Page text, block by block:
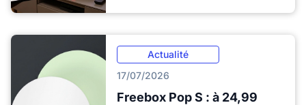
Actualité
17/07/2026
Freebox Pop S : à 24,99